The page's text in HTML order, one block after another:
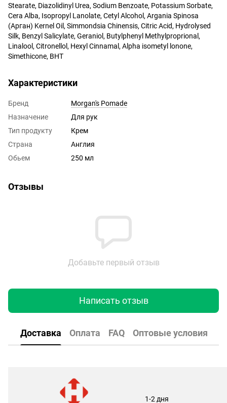
Stearate, Diazolidinyl Urea, Sodium Benzoate, Potassium Sorbate,
Cera Alba, Isopropyl Lanolate, Cetyl Alcohol, Argania Spinosa
(Арган) Kernel Oil, Simmondsia Chinensis, Citric Acid, Hydrolysed
Silk, Benzyl Salicylate, Geraniol, Butylphenyl Methylproprional,
Linalool, Citronellol, Hexyl Cinnamal, Alpha isometyl lonone,
Simethicone, BHT
Характеристики
Бренд
Morgan's Pomade
Назначение
Для рук
Тип продукту
Крем
Страна
Англия
Обьем
250 мл
Отзывы
Добавьте первый отзыв
Написать отзыв
Доставка Оплата FAQ Оптовые условия
1-2 дня